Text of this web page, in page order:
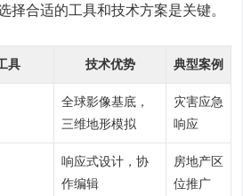
择合适的工具和技术方案是关键。
具 技术优势 典型案例
全球影像基底，
三维地形模拟
灾害应急
响应
响应式设计，协
作编辑
房地产区
位推广